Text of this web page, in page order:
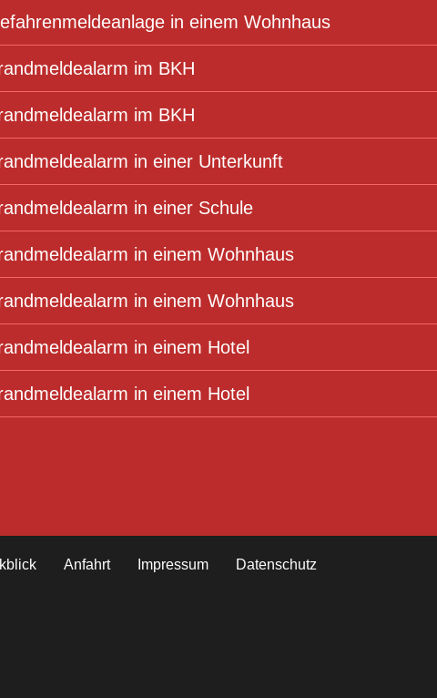
in einem Wohnhaus
im BKH
im BKH
in einer Unterkunft
in einer Schule
in einem Wohnhaus
in einem Wohnhaus
in einem Hotel
in einem Hotel
Anfahrt Impressum Datenschutz